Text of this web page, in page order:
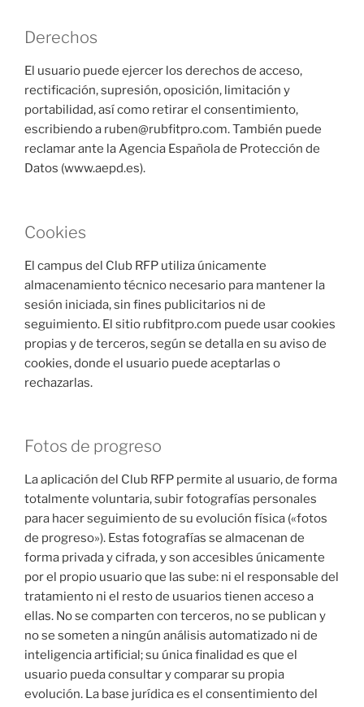
Derechos
El usuario puede ejercer los derechos de acceso,
rectificación, supresión, oposición, limitación y
portabilidad, así como retirar el consentimiento,
escribiendo a ruben@rubfitpro.com. También puede
reclamar ante la Agencia Española de Protección de
Datos (www.aepd.es).
Cookies
El campus del Club RFP utiliza únicamente
almacenamiento técnico necesario para mantener la
sesión iniciada, sin fines publicitarios ni de
seguimiento. El sitio rubfitpro.com puede usar cookies
propias y de terceros, según se detalla en su aviso de
cookies, donde el usuario puede aceptarlas o
rechazarlas.
Fotos de progreso
La aplicación del Club RFP permite al usuario, de forma
totalmente voluntaria, subir fotografías personales
para hacer seguimiento de su evolución física («fotos
de progreso»). Estas fotografías se almacenan de
forma privada y cifrada, y son accesibles únicamente
por el propio usuario que las sube: ni el responsable del
tratamiento ni el resto de usuarios tienen acceso a
ellas. No se comparten con terceros, no se publican y
no se someten a ningún análisis automatizado ni de
inteligencia artificial; su única finalidad es que el
usuario pueda consultar y comparar su propia
evolución. La base jurídica es el consentimiento del